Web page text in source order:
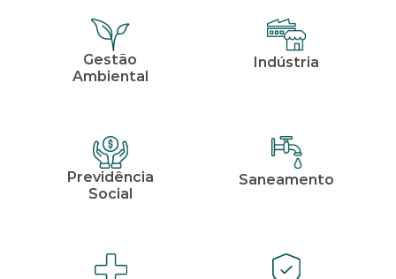
Gestão
Ambiental
Indústria
Previdência
Social
Saneamento